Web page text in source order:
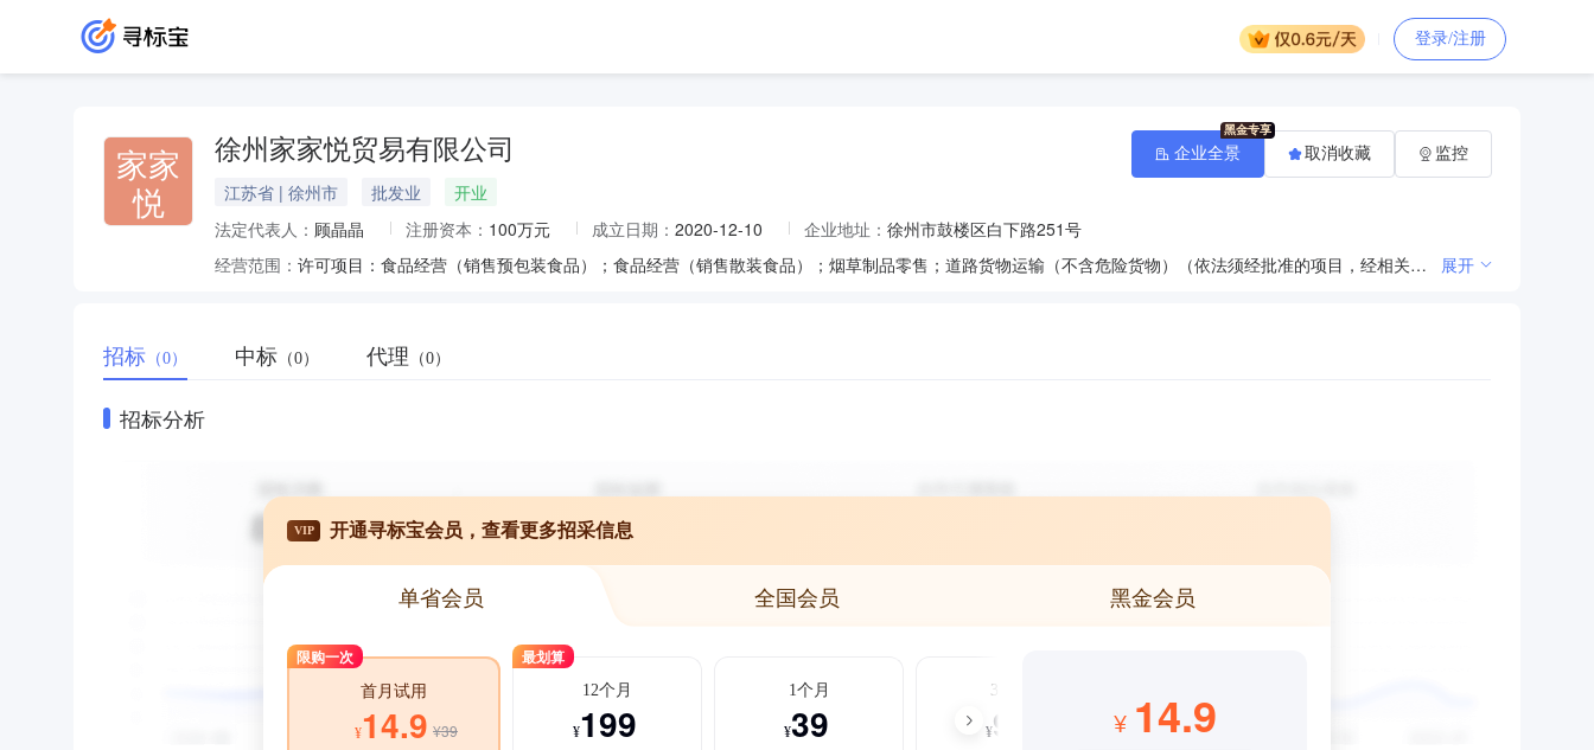
登录/注册
家家
悦
徐州家家悦贸易有限公司
江苏省 | 徐州市 批发业
开业
法定代表人： 顾晶晶 注册资本： 100万元 成立日期： 2020-12-10 企业地址： 徐州市鼓楼区白下路251号
经营范围：
许可项目：食品经营（销售预包装食品）；食品经营（销售散装食品）；烟草制品零售；道路货物运输（不含危险货物）（依法须经批准的项目，经相关部门批准后方可开展经营活动，具体经营项目以审批结果为准） 一般项目：鲜肉零售；玩具销售；服装服饰零售；鞋帽零售；日用品销售；化妆品零售；体育用品及器材零售；五金产品零售；家用电器销售；家具销售；通讯设备销售；珠宝首饰零售；计算器设备销售；肥料销售；农用薄膜销售；农作物种子经营（仅限不再分装的包装种子）；建筑材料销售；柜台、摊位出租；住房租赁（除依法须经批准的项目外，凭营业执照依法自主开展经营活动） 展开
企业全景 取消收藏 监控
招标 （0） 中标 （0） 代理 （0）
招标分析
VIP 开通寻标宝会员，查看更多招采信息
单省会员 全国会员 黑金会员
限购一次
首月试用
¥14.9 ¥39
最划算
12个月
¥199
1个月
¥39
3个月
¥99 ¥ 14.9